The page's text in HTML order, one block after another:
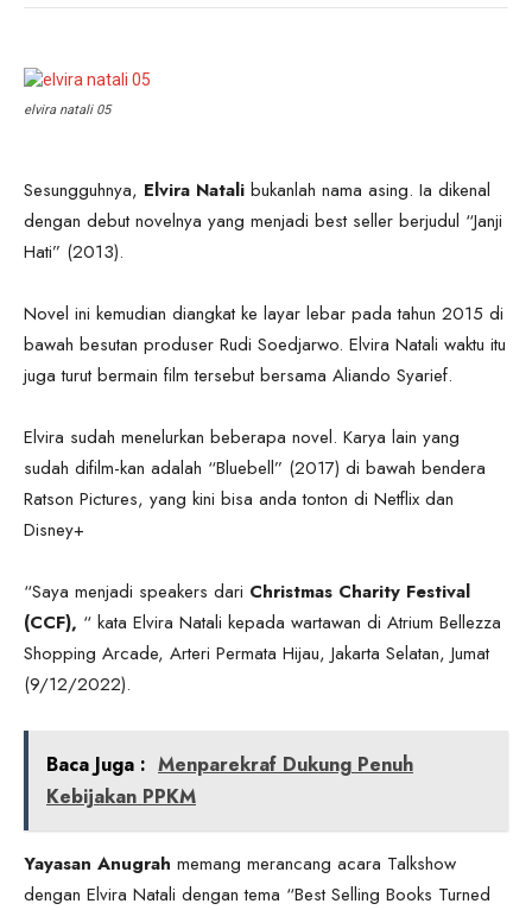
elvira natali 05
Sesungguhnya, Elvira Natali bukanlah nama asing. Ia dikenal
dengan debut novelnya yang menjadi best seller berjudul “Janji
Hati” (2013).
Novel ini kemudian diangkat ke layar lebar pada tahun 2015 di
bawah besutan produser Rudi Soedjarwo. Elvira Natali waktu itu
juga turut bermain film tersebut bersama Aliando Syarief.
Elvira sudah menelurkan beberapa novel. Karya lain yang
sudah difilm-kan adalah “Bluebell” (2017) di bawah bendera
Ratson Pictures, yang kini bisa anda tonton di Netflix dan
Disney+
“Saya menjadi speakers dari Christmas Charity Festival
(CCF), “ kata Elvira Natali kepada wartawan di Atrium Bellezza
Shopping Arcade, Arteri Permata Hijau, Jakarta Selatan, Jumat
(9/12/2022).
Baca Juga : Menparekraf Dukung Penuh
Kebijakan PPKM
Yayasan Anugrah memang merancang acara Talkshow
dengan Elvira Natali dengan tema “Best Selling Books Turned